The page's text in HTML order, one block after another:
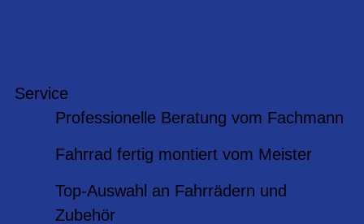
Service
Professionelle Beratung vom Fachmann
Fahrrad fertig montiert vom Meister
Top-Auswahl an Fahrrädern und
Zubehör